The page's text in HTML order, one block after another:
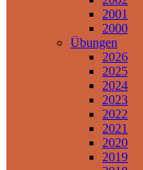
2001
2000
Übungen
2026
2025
2024
2023
2022
2021
2020
2019